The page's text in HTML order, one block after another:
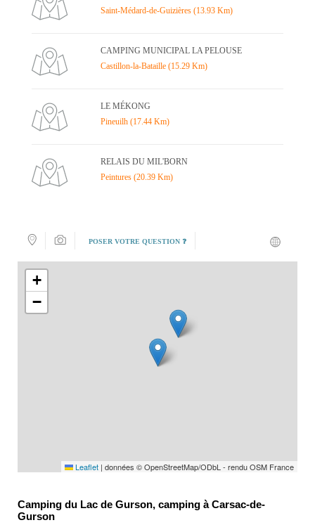
Saint-Médard-de-Guizières (13.93 Km)
CAMPING MUNICIPAL LA PELOUSE
Castillon-la-Bataille (15.29 Km)
LE MÉKONG
Pineuilh (17.44 Km)
RELAIS DU MIL'BORN
Peintures (20.39 Km)
POSER VOTRE QUESTION ❓
+
−
Leaflet | données © OpenStreetMap/ODbL - rendu OSM France
Camping du Lac de Gurson, camping à Carsac-de-
Gurson